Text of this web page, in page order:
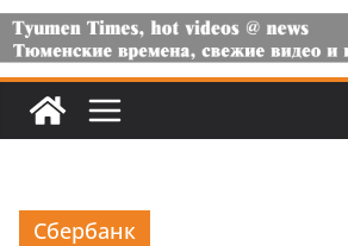
Сбербанк